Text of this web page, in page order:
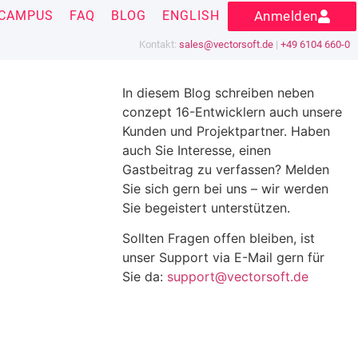
Kontakt: sales@vectorsoft.de | +49 6104 660-0
FAQ BLOG ENGLISH Anmelden
In diesem Blog schreiben neben
conzept 16-Entwicklern auch unsere
Kunden und Projektpartner. Haben
auch Sie Interesse, einen
Gastbeitrag zu verfassen? Melden
Sie sich gern bei uns – wir werden
Sie begeistert unterstützen.
Sollten Fragen offen bleiben, ist
unser Support via E-Mail gern für
Sie da: support@vectorsoft.de